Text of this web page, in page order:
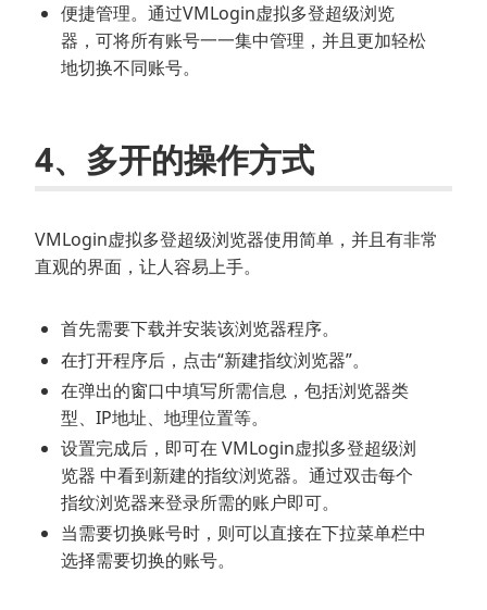
便捷管理。通过VMLogin虚拟多登超级浏览
器，可将所有账号一一集中管理，并且更加轻松
地切换不同账号。
4、多开的操作方式
VMLogin虚拟多登超级浏览器使用简单，并且有非常
直观的界面，让人容易上手。
首先需要下载并安装该浏览器程序。
在打开程序后，点击“新建指纹浏览器”。
在弹出的窗口中填写所需信息，包括浏览器类
型、IP地址、地理位置等。
设置完成后，即可在 VMLogin虚拟多登超级浏
览器 中看到新建的指纹浏览器。通过双击每个
指纹浏览器来登录所需的账户即可。
当需要切换账号时，则可以直接在下拉菜单栏中
选择需要切换的账号。